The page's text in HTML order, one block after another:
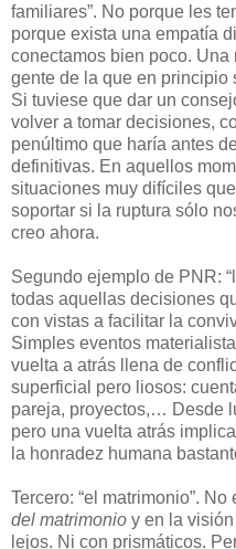
familiares”. No porque les
porque exista una empatía
conectamos bien poco. Una
gente de la que en principio
Si tuviese que dar un
volver a tomar decisiones,
penúltimo que haría antes
definitivas. En aquellos
situaciones muy difíciles
soportar si la ruptura sólo
creo ahora.
Segundo ejemplo de PNR:
todas aquellas decisiones
con vistas a facilitar la
Simples eventos
vuelta a atrás llena de
superficial pero liosos:
pareja, proyectos,… Desde
pero una vuelta atrás
la honradez humana
Tercero: “el matrimonio”.
del matrimonio y en la
lejos. Ni con prismáticos.